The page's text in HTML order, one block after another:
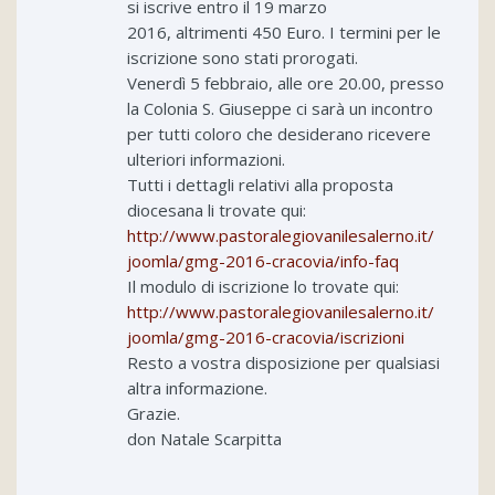
si iscrive entro il 19 marzo
2016, altrimenti 450 Euro. I termini per le
iscrizione sono stati prorogati.
Venerdì 5 febbraio, alle ore 20.00, presso
la Colonia S. Giuseppe ci sarà un incontro
per tutti coloro che desiderano ricevere
ulteriori informazioni.
Tutti i dettagli relativi alla proposta
diocesana li trovate qui:
http://www.pastoralegiovanilesalerno.it/
joomla/gmg-2016-cracovia/info-faq
Il modulo di iscrizione lo trovate qui:
http://www.pastoralegiovanilesalerno.it/
joomla/gmg-2016-cracovia/iscrizioni
Resto a vostra disposizione per qualsiasi
altra informazione.
Grazie.
don Natale Scarpitta